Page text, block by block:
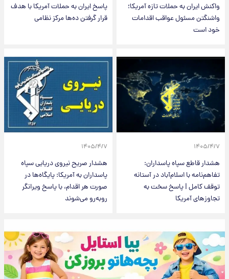
واکنش ایران به حملات تازه آمریکا؛
واشنگتن مسئول عواقب اقدامات
خود است
پاسخ ایران به حملات آمریکا با هدف
قرار گرفتن ده‌ها مرکز نظامی
۱۴۰۵/۴/۷
هشدار قاطع سپاه پاسداران:
تفاهم‌نامه با اسلام‌آباد در آستانه
توقف کامل | پاسخ سخت به
تجاوزهای آمریکا
۱۴۰۵/۴/۷
هشدار صریح نیروی دریایی سپاه
پاسداران به آمریکا: پایگاه‌ها در
صورت هر اقدام، با پاسخ ویرانگر
روبه‌رو می‌شوند